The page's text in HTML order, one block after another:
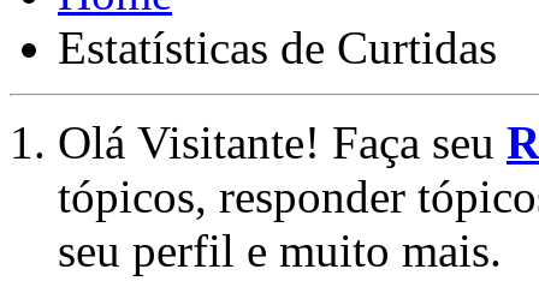
Estatísticas de Curtidas
Olá Visitante! Faça seu
tópicos, responder
seu perfil e muito mais.